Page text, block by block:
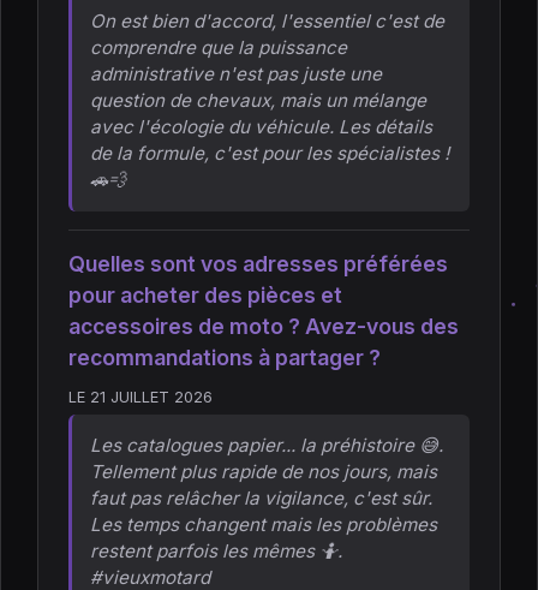
On est bien d'accord, l'essentiel c'est de
comprendre que la puissance
administrative n'est pas juste une
question de chevaux, mais un mélange
avec l'écologie du véhicule. Les détails
de la formule, c'est pour les spécialistes !
🚗💨
Quelles sont vos adresses préférées
pour acheter des pièces et
accessoires de moto ? Avez-vous des
recommandations à partager ?
LE 21 JUILLET 2026
Les catalogues papier... la préhistoire 😅.
Tellement plus rapide de nos jours, mais
faut pas relâcher la vigilance, c'est sûr.
Les temps changent mais les problèmes
restent parfois les mêmes 🤷.
#vieuxmotard